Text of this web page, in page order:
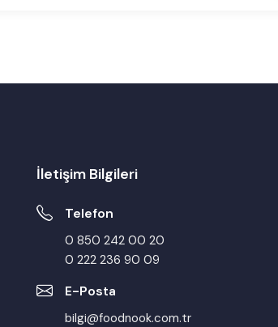
İletişim Bilgileri
Telefon
0 850 242 00 20
0 222 236 90 09
E-Posta
bilgi@foodnook.com.tr